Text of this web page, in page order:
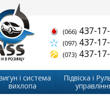
(066) 437-
(097) 437-
(073) 437-
і система
вихлопа
Підвіска і